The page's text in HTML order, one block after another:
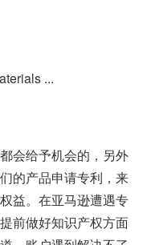
...
会给予机会的，另外
的产品申请专利，来
益。在亚马逊遭遇专
前做好知识产权方面